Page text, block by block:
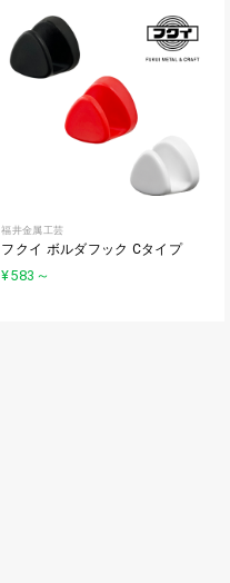
福井金属工芸
フクイ ボルダフック Cタイプ
¥583 ～